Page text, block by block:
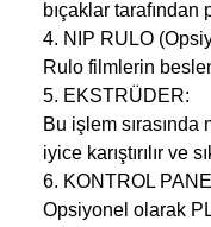
bıçaklar tarafından
4. NIP RULO
Rulo filmlerin
5. EKSTRÜDER:
Bu işlem
iyice karıştırılır ve
6. KONTROL
Opsiyonel olarak